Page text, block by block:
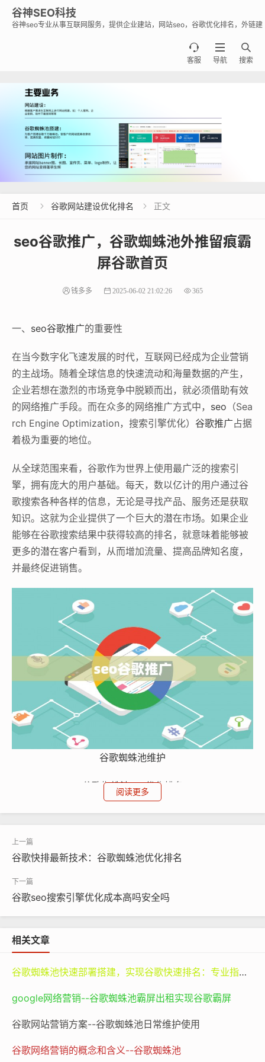
谷神SEO科技
谷神seo专业从事互联网服务，提供企业建站，网站seo，谷歌优化排名，外链建

搜索

导航

客服
首页  谷歌网站建设优化排名  正文
seo谷歌推广，谷歌蜘蛛池外推留痕霸
屏谷歌首页
钱多多 2025-06-02 21:02:26 365
一、 seo谷歌推广的重要性
在当今数字化飞速发展的时代，互联网已经成为企业营销
的主战场。随着全球信息的快速流动和海量数据的产生，
企业若想在激烈的市场竞争中脱颖而出，就必须借助有效
的网络推广手段。而在众多的网络推广方式中， seo （Sea
rch Engine Optimization，搜索引擎优化） 谷歌推广占据
着极为重要的地位。
从全球范围来看，谷歌作为世界上使用最广泛的搜索引
擎，拥有庞大的用户基础。每天，数以亿计的用户通过谷
歌搜索各种各样的信息，无论是寻找产品、服务还是获取
知识。这就为企业提供了一个巨大的潜在市场。如果企业
能够在谷歌搜索结果中获得较高的排名，就意味着能够被
更多的潜在客户看到，从而增加流量、提高品牌知名度，
并最终促进销售。
谷歌蜘蛛池维护
谷歌蜘蛛池seo优化排名
以一家小型的手工艺品企业为例，它可能生产精美的陶瓷
歌推广
息之中，只有非常有限的本地客户或者通过口碑相传而来
的少量顾客。然而，一旦开始进行有效的SEO
优化网站的内容、结构，选择合适的关键词，如“独特手工
艺品”“手工陶瓷饰品”等，那么当用户在谷歌上搜索这些关
前列。这将吸引来自世界各地对这类手工艺品感兴趣的用
SEO谷歌推广的重要性还体现在其成本效益上。与传统的
成本相对较低。虽然它可能需要一定的前期投入，包括聘
一旦网站在谷歌搜索中的排名稳定提升，它就能够持续地
阅读更多
谷歌快排最新技术：谷歌蜘蛛池优化排名
谷歌seo搜索引擎优化成本高吗安全吗
相关文章
谷歌蜘蛛池快速部署搭建，实现谷歌快速排名：专业指南与谷神SEO的价值
google网络营销--谷歌蜘蛛池霸屏出租实现谷歌霸屏
谷歌网站营销方案--谷歌蜘蛛池日常维护使用
谷歌网络营销的概念和含义--谷歌蜘蛛池